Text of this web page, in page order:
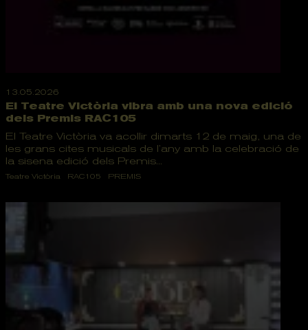
13.05.2026
El Teatre Victòria vibra amb una nova edició
dels Premis RAC105
El Teatre Victòria va acollir dimarts 12 de maig, una de
les grans cites musicals de l’any amb la celebració de
la sisena edició dels Premis...
Teatre Victòria RAC105 PREMIS